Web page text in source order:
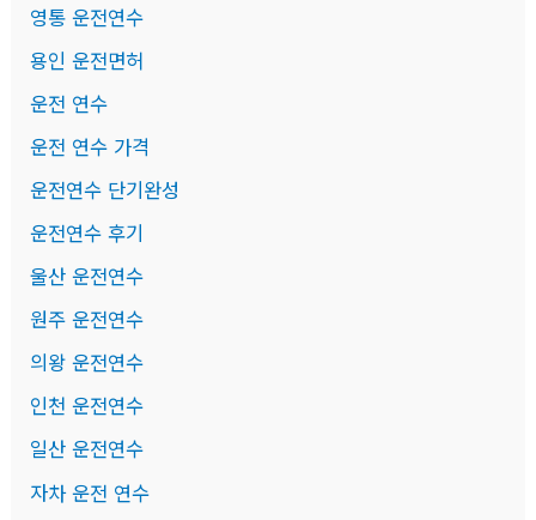
영통 운전연수
용인 운전면허
운전 연수
운전 연수 가격
운전연수 단기완성
운전연수 후기
울산 운전연수
원주 운전연수
의왕 운전연수
인천 운전연수
일산 운전연수
자차 운전 연수